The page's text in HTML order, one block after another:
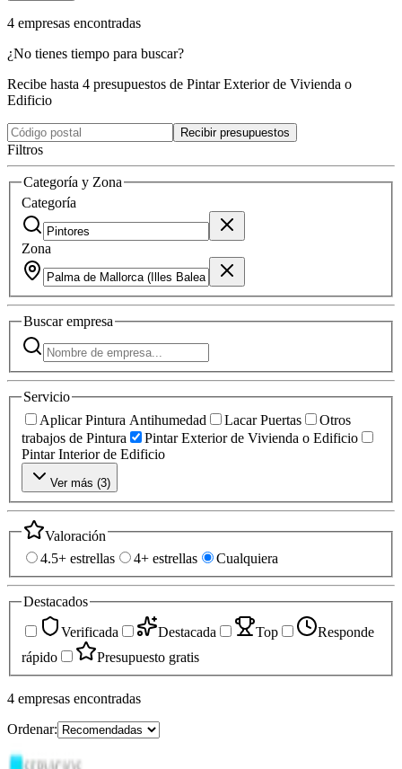
4 empresas encontradas
¿No tienes tiempo para buscar?
Recibe hasta 4 presupuestos de Pintar Exterior de Vivienda o
Edificio
Recibir presupuestos
Filtros
Categoría y Zona
Categoría
Zona
Buscarempresa
Servicio
Aplicar Pintura Antihumedad
Lacar Puertas
Otros
trabajos de Pintura
Pintar Exterior de Vivienda o Edificio
Pintar Interior de Edificio
Ver más (3)
Valoración
4.5+ estrellas
4+ estrellas Cualquiera
Destacados
Verificada
Destacada Top
Responde
rápido
Presupuesto gratis
4 empresas encontradas
Ordenar: